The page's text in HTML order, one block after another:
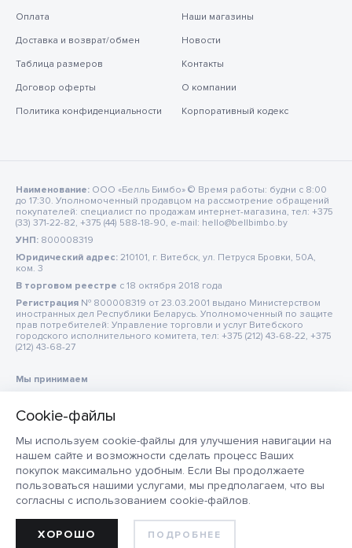
Мы используем cookie-файлы для улучшения навигации на
нашем сайте и возможности сделать процесс Ваших
покупок максимально удобным. Если Вы продолжаете
пользоваться нашими услугами, мы предполагаем, что вы
согласны с использованием cookie-файлов.
ПОДРОБНЕЕ
ХОРОШО
Оплата
Доставка и возврат/обмен
Таблица размеров
Договор оферты
Политика конфиденциальности
Наши магазины
Новости
Контакты
О компании
Корпоративный кодекс
Наименование: ООО «Белль Бимбо» © Время работы: будни с 8:00
до 17:30. Уполномоченный продавцом на рассмотрение обращений
покупателей: специалист по продажам интернет-магазина, тел: +375
(33) 371-22-82, +375 (44) 588-18-90, e-mail: hello@bellbimbo.by
УНП: 800008319
Юридический адрес: 210101, г. Витебск, ул. Петруся Бровки, 50А,
ком. 3
В торговом реестре c 18 октября 2018 года
Регистрация № 800008319 от 23.03.2001 выдано Министерством
иностранных дел Республики Беларусь. Уполномоченный по защите
прав потребителей: Управление торговли и услуг Витебского
городского исполнительного комитета, тел: +375 (212) 43-68-22, +375
(212) 43-68-27
Мы принимаем